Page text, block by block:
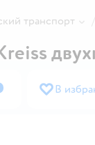
транспорт
В